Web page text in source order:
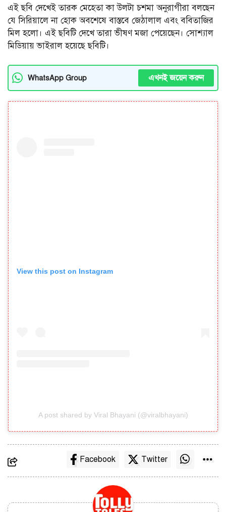
এই ছবি দেখেই তারক মেহেতা কা উলটা চশমা অনুরাগীরা বলছেন
যে সিরিয়ালে না হোক অবশেষে বাস্তবে জেঠালাল এবং ববিতাজির
মিল হলো। এই ছবিটি দেখে তারা ভীষণ মজা পেয়েছেন। সোশ্যাল
মিডিয়ায় ভাইরাল হয়েছে ছবিটি।
WhatsApp Group এখনই জয়েন করুন
View this post on Instagram
A post shared by Viral Bhayani (@viralbhayani)
Facebook Twitter